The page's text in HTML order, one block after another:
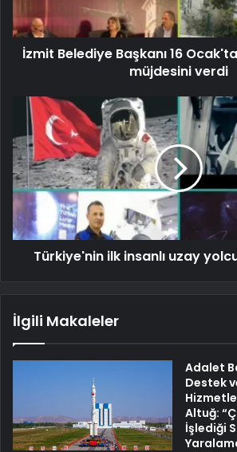
İzmit Belediye Başkanı 16
müjdesini verdi
Türkiye'nin ilk insanlı uzay
İlgili Makaleler
Adalet
Destek
Altuğ:
İşlediği